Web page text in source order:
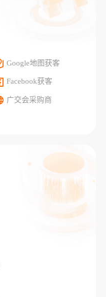
Google地图获客
Facebook获客
广交会采购商